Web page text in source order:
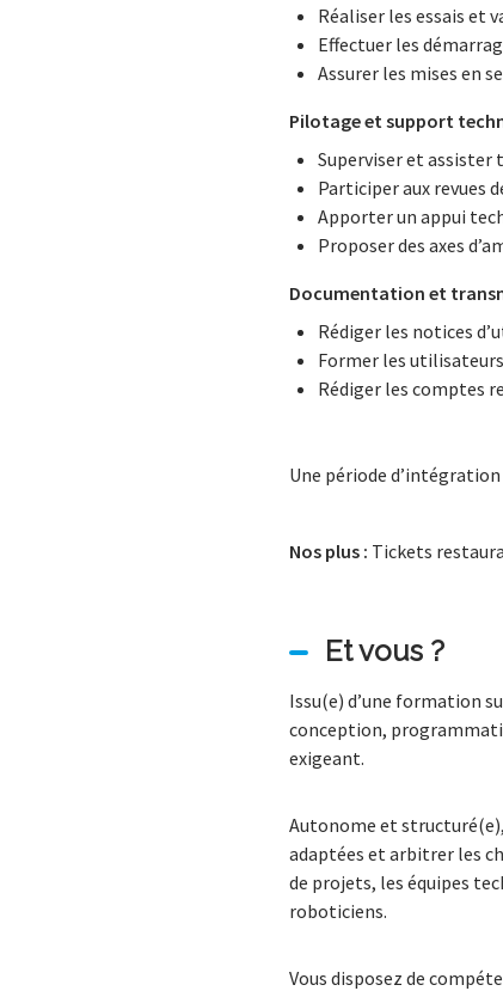
Réaliser les essais et
Effectuer les
Assurer les mises en
Pilotage et support
Superviser et
Participer aux revues
Apporter un appui
Proposer des axes
Documentation et
Rédiger les notices
Former les
Rédiger les comptes
Une période
Nos plus : Tickets
Et vous ?
Issu(e) d’une formation
conception,
exigeant.
Autonome et
adaptées et arbitrer les
de projets, les équipes
roboticiens.
Vous disposez de